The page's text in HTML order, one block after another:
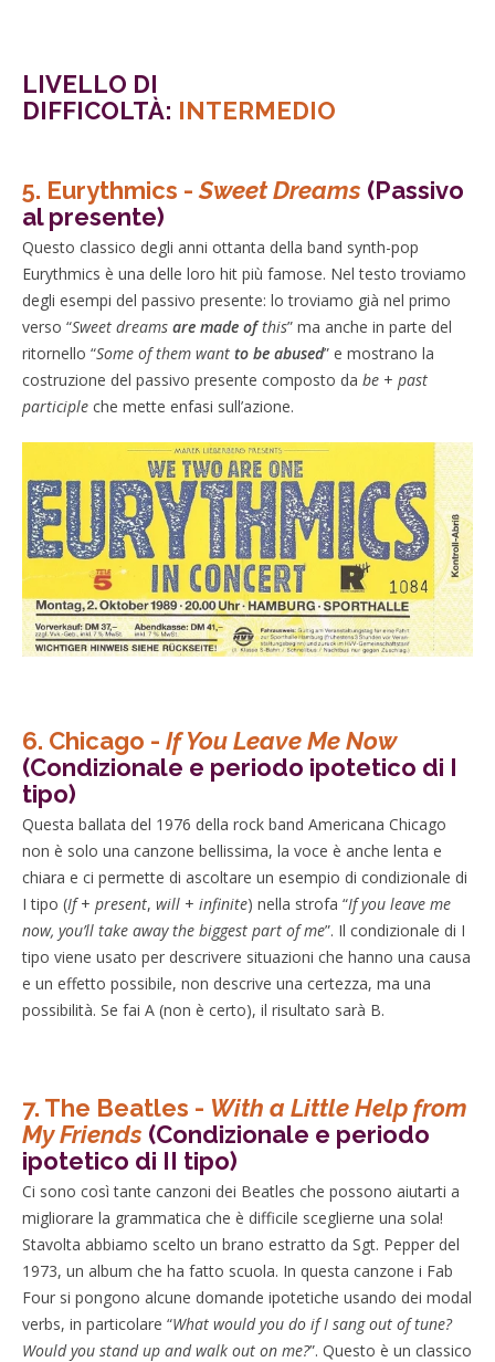
LIVELLO DI
DIFFICOLTÀ: INTERMEDIO
5. Eurythmics -Sweet Dreams (Passivo
al presente)
Questo classico degli anni ottanta della band synth-pop
Eurythmics è una delle loro hit più famose. Nel testo troviamo
degli esempi del passivo presente: lo troviamo già nel primo
verso “Sweet dreams are made ofthis” ma anche in parte del
ritornello “Some of them want to be abused” e mostrano la
costruzione del passivo presente composto da be + past
participle che mette enfasi sull’azione.
6. Chicago - If You Leave Me Now
(Condizionale e periodo ipotetico di I
tipo)
Questa ballata del 1976 della rock band Americana Chicago
non è solo una canzone bellissima, la voce è anche lenta e
chiara e ci permette di ascoltare un esempio di condizionale di
I tipo (If+ present, will + infinite) nella strofa “If you leave me
now, you’ll take away the biggest part of me”. Il condizionale di I
tipo viene usato per descrivere situazioni che hanno una causa
e un effetto possibile, non descrive una certezza, ma una
possibilità. Se fai A (non è certo), il risultato sarà B.
7. The Beatles - With a Little Help from
My Friends (Condizionale e periodo
ipotetico di II tipo)
Ci sono così tante canzoni dei Beatles che possono aiutarti a
migliorare la grammatica che è difficile sceglierne una sola!
Stavolta abbiamo scelto un brano estratto da Sgt. Pepper del
1973, un album che ha fatto scuola. In questa canzone i Fab
Four si pongono alcune domande ipotetiche usando dei modal
verbs, in particolare “What would you do if I sang out of tune?
Would you stand up and walk out on me?”. Questo è un classico